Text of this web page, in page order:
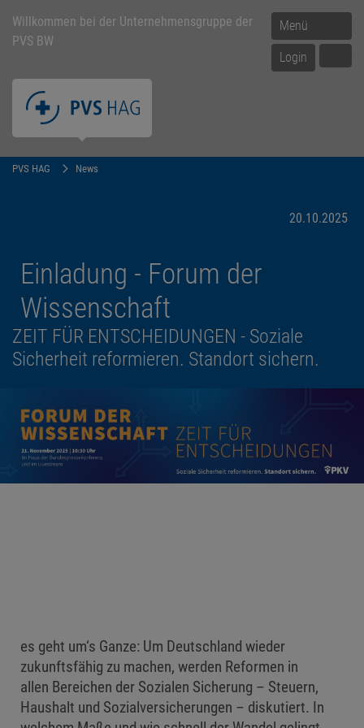
Menü
Login
Willkommen bei der Unternehmensgruppe der
PVS BW
PVS HAG News
20.10.2025
Einladung - Forum der
Wissenschaft
ZEIT FÜR ENTSCHEIDUNGEN - Soziale
Sicherheit reformieren. Standort sichern.
es geht um‘s Ganze: Um Deutschland wieder
zukunftsfähig zu machen, werden Reformen in
allen Bereichen der Sozialen Sicherung – Steuern,
Haushalt und Sozialversicherungen – diskutiert. In